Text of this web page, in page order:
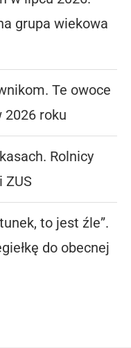
grupa wiekowa
Te owoce
2026 roku
Rolnicy
ZUS
to jest źle”.
do obecnej